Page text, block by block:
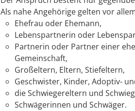
Als nahe Angehörige gelten vor
Ehefrau oder Ehemann,
Lebenspartnerin oder
Partnerin oder Partner einer
Gemeinschaft,
Großeltern, Eltern, Stiefeltern,
Geschwister, Kinder, Adoptiv-
die Schwiegereltern und
Schwägerinnen und Schwäger.